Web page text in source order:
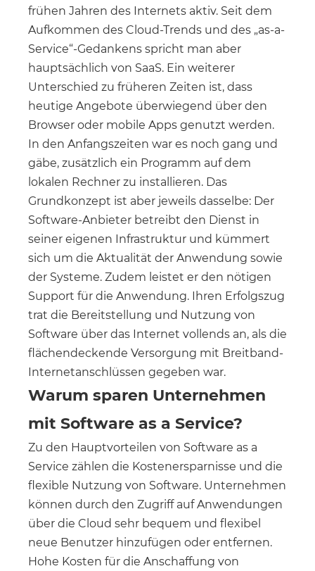
frühen Jahren des Internets aktiv. Seit dem
Aufkommen des Cloud-Trends und des „as-a-
Service“-Gedankens spricht man aber
hauptsächlich von SaaS. Ein weiterer
Unterschied zu früheren Zeiten ist, dass
heutige Angebote überwiegend über den
Browser oder mobile Apps genutzt werden.
In den Anfangszeiten war es noch gang und
gäbe, zusätzlich ein Programm auf dem
lokalen Rechner zu installieren. Das
Grundkonzept ist aber jeweils dasselbe: Der
Software-Anbieter betreibt den Dienst in
seiner eigenen Infrastruktur und kümmert
sich um die Aktualität der Anwendung sowie
der Systeme. Zudem leistet er den nötigen
Support für die Anwendung. Ihren Erfolgszug
trat die Bereitstellung und Nutzung von
Software über das Internet vollends an, als die
flächendeckende Versorgung mit Breitband-
Internetanschlüssen gegeben war.
Warum sparen Unternehmen
mit Software as a Service?
Zu den Hauptvorteilen von Software as a
Service zählen die Kostenersparnisse und die
flexible Nutzung von Software. Unternehmen
können durch den Zugriff auf Anwendungen
über die Cloud sehr bequem und flexibel
neue Benutzer hinzufügen oder entfernen.
Hohe Kosten für die Anschaffung von